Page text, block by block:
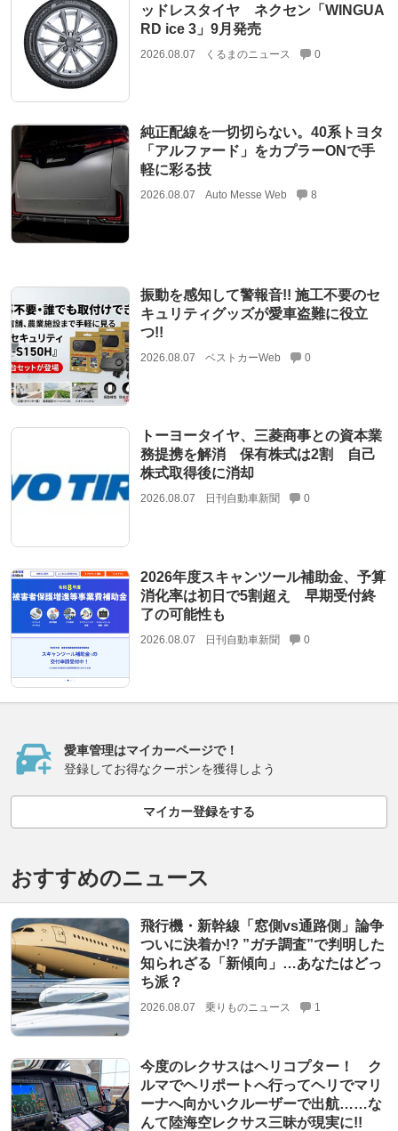
ッドレスタイヤ ネクセン「WINGUA
RD ice 3」9月発売
2026.08.07 くるまのニュース 0
純正配線を一切切らない。40系トヨタ
「アルファード」をカプラーONで手
軽に彩る技
2026.08.07 Auto Messe Web 8
振動を感知して警報音!! 施工不要のセ
キュリティグッズが愛車盗難に役立
つ!!
2026.08.07 ベストカーWeb 0
トーヨータイヤ、三菱商事との資本業
務提携を解消 保有株式は2割 自己
株式取得後に消却
2026.08.07 日刊自動車新聞 0
2026年度スキャンツール補助金、予算
消化率は初日で5割超え 早期受付終
了の可能性も
2026.08.07 日刊自動車新聞 0
愛車管理はマイカーページで！
登録してお得なクーポンを獲得しよう
マイカー登録をする
おすすめのニュース
飛行機・新幹線「窓側vs通路側」論争
ついに決着か!? ”ガチ調査”で判明した
知られざる「新傾向」…あなたはどっ
ち派？
2026.08.07 乗りものニュース 1
今度のレクサスはヘリコプター！ ク
ルマでヘリポートへ行ってヘリでマリ
ーナへ向かいクルーザーで出航……な
んて陸海空レクサス三昧が現実に!!